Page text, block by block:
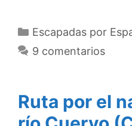
Categorías
Escapadas por
9 comentarios
Ruta por el